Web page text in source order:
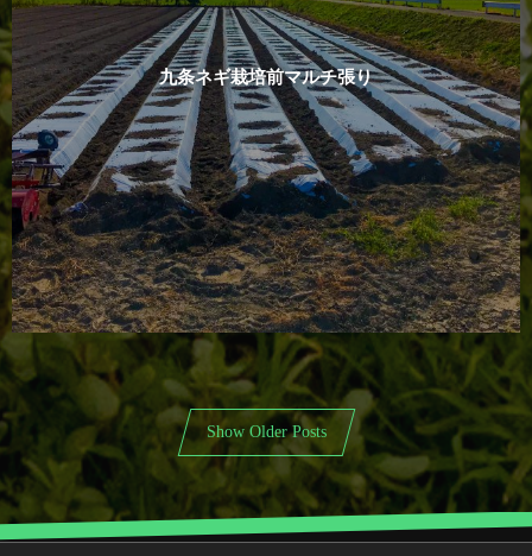
九条ネギ栽培前マルチ張り
Show Older Posts